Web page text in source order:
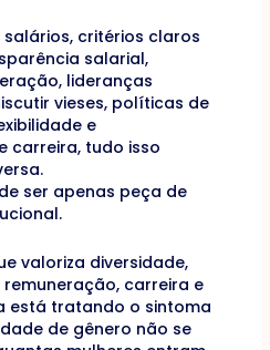
critérios claros
salarial,
lideranças
vieses, políticas de
e
carreira, tudo isso
ser apenas peça de
valoriza diversidade,
carreira e
está tratando o sintoma
de gênero não se